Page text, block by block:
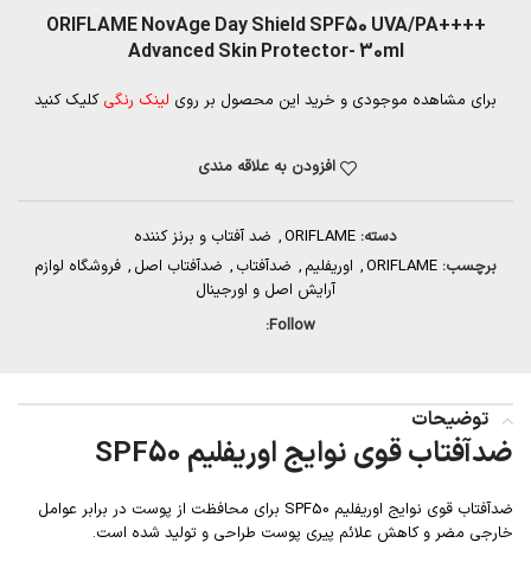
ORIFLAME NovAge Day Shield SPF50 UVA/PA++++
Advanced Skin Protector- 30ml
برای مشاهده موجودی و خرید این محصول بر روی لینک رنگی کلیک کنید
افزودن به علاقه مندی
دسته: ORIFLAME
, ضد آفتاب و برنز کننده
برچسب: ORIFLAME
, اوریفلیم , ضدآفتاب , ضدآفتاب اصل , فروشگاه لوازم
آرایش اصل و اورجینال
Follow:
توضیحات
ضدآفتاب قوی نوایج اوریفلیم SPF50
ضدآفتاب قوی نوایج اوریفلیم SPF50 برای محافظت از پوست در برابر عوامل
خارجی مضر و کاهش علائم پیری پوست طراحی و تولید شده است.